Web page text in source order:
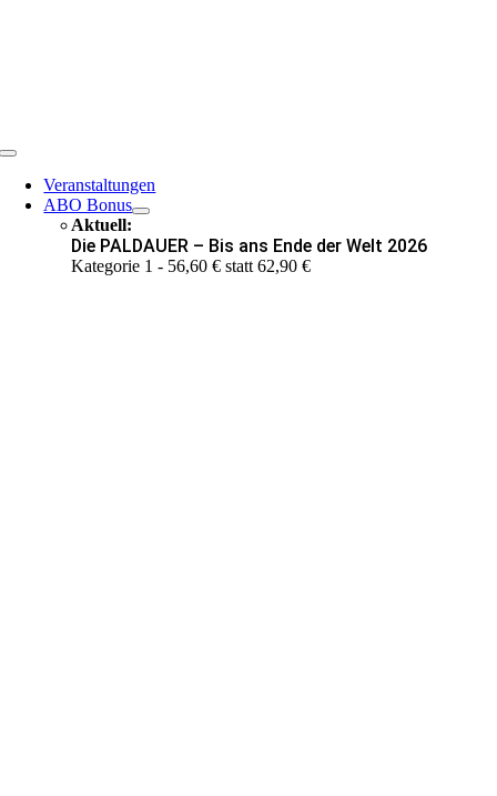
Toggle
NavigationVeranstaltungen
ABO Bonus
Aktuell:
Die PALDAUER – Bis ans Ende der Welt 2026
Kategorie 1 - 56,60 € statt 62,90 €